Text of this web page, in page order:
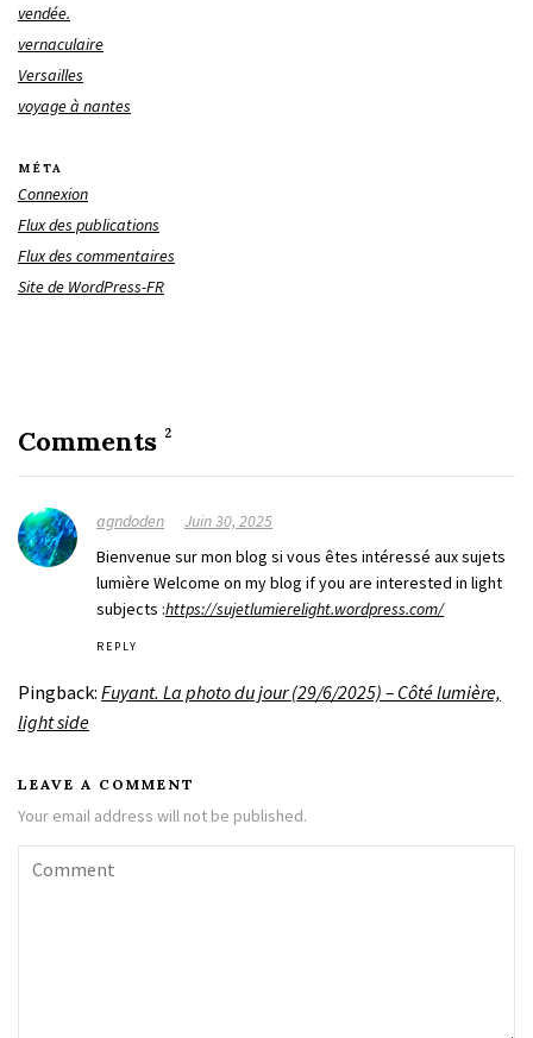
vendée.
vernaculaire
Versailles
voyage à nantes
MÉTA
Connexion
Flux des publications
Flux des commentaires
Site de WordPress-FR
Comments 2
agndoden
Juin 30, 2025
Bienvenue sur mon blog si vous êtes intéressé aux sujets
lumière Welcome on my blog if you are interested in light
subjects :https://sujetlumierelight.wordpress.com/
REPLY
Pingback: Fuyant. La photo du jour (29/6/2025) – Côté lumière,
light side
LEAVE A COMMENT
Your email address will not be published.